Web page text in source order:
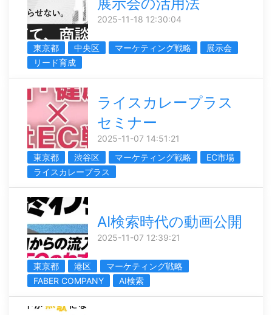
2025-11-18 12:30:04
東京都 中央区 マーケティング戦略
展示会
リード育成
ライスカレープラス
セミナー
2025-11-07 14:51:21
東京都
渋谷区 マーケティング戦略
EC市場
ライスカレープラス
AI検索時代の動画公開
2025-11-07 12:39:21
東京都 港区
マーケティング戦略
FABER COMPANY
AI検索